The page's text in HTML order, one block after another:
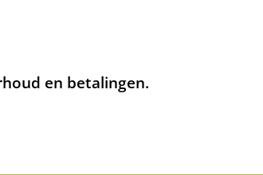
en betalingen.